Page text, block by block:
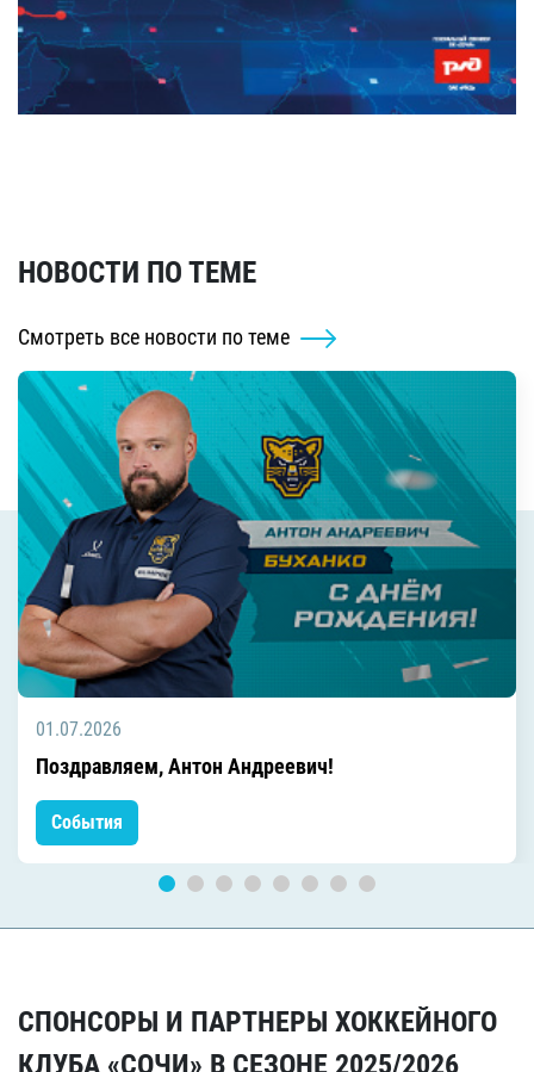
НОВОСТИ ПО ТЕМЕ
Смотреть все новости по теме
01.07.2026
Поздравляем, Антон Андреевич!
События
СПОНСОРЫ И ПАРТНЕРЫ ХОККЕЙНОГО
КЛУБА «СОЧИ» В СЕЗОНЕ 2025/2026